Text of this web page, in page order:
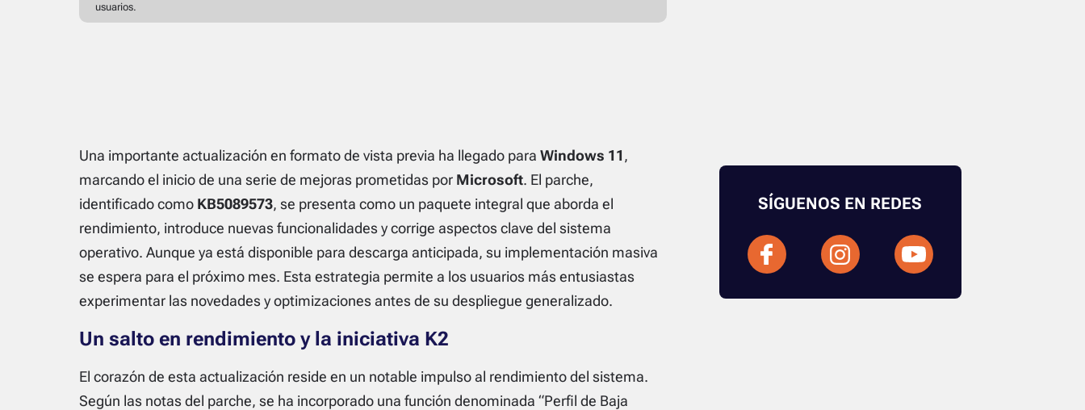
usuarios.
Una importante actualización en formato de vista previa ha llegado para Windows 11,
marcando el inicio de una serie de mejoras prometidas por Microsoft. El parche,
identificado como KB5089573, se presenta como un paquete integral que aborda el
rendimiento, introduce nuevas funcionalidades y corrige aspectos clave del sistema
operativo. Aunque ya está disponible para descarga anticipada, su implementación masiva
se espera para el próximo mes. Esta estrategia permite a los usuarios más entusiastas
experimentar las novedades y optimizaciones antes de su despliegue generalizado.
Un salto en rendimiento y la iniciativa K2
El corazón de esta actualización reside en un notable impulso al rendimiento del sistema.
Según las notas del parche, se ha incorporado una función denominada “Perfil de Baja
SÍGUENOS EN REDES